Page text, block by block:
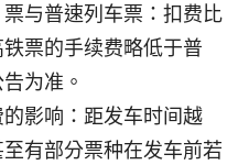
与普速列车票：扣费比
票的手续费略低于普
为准。
影响：距发车时间越
有部分票种在发车前若